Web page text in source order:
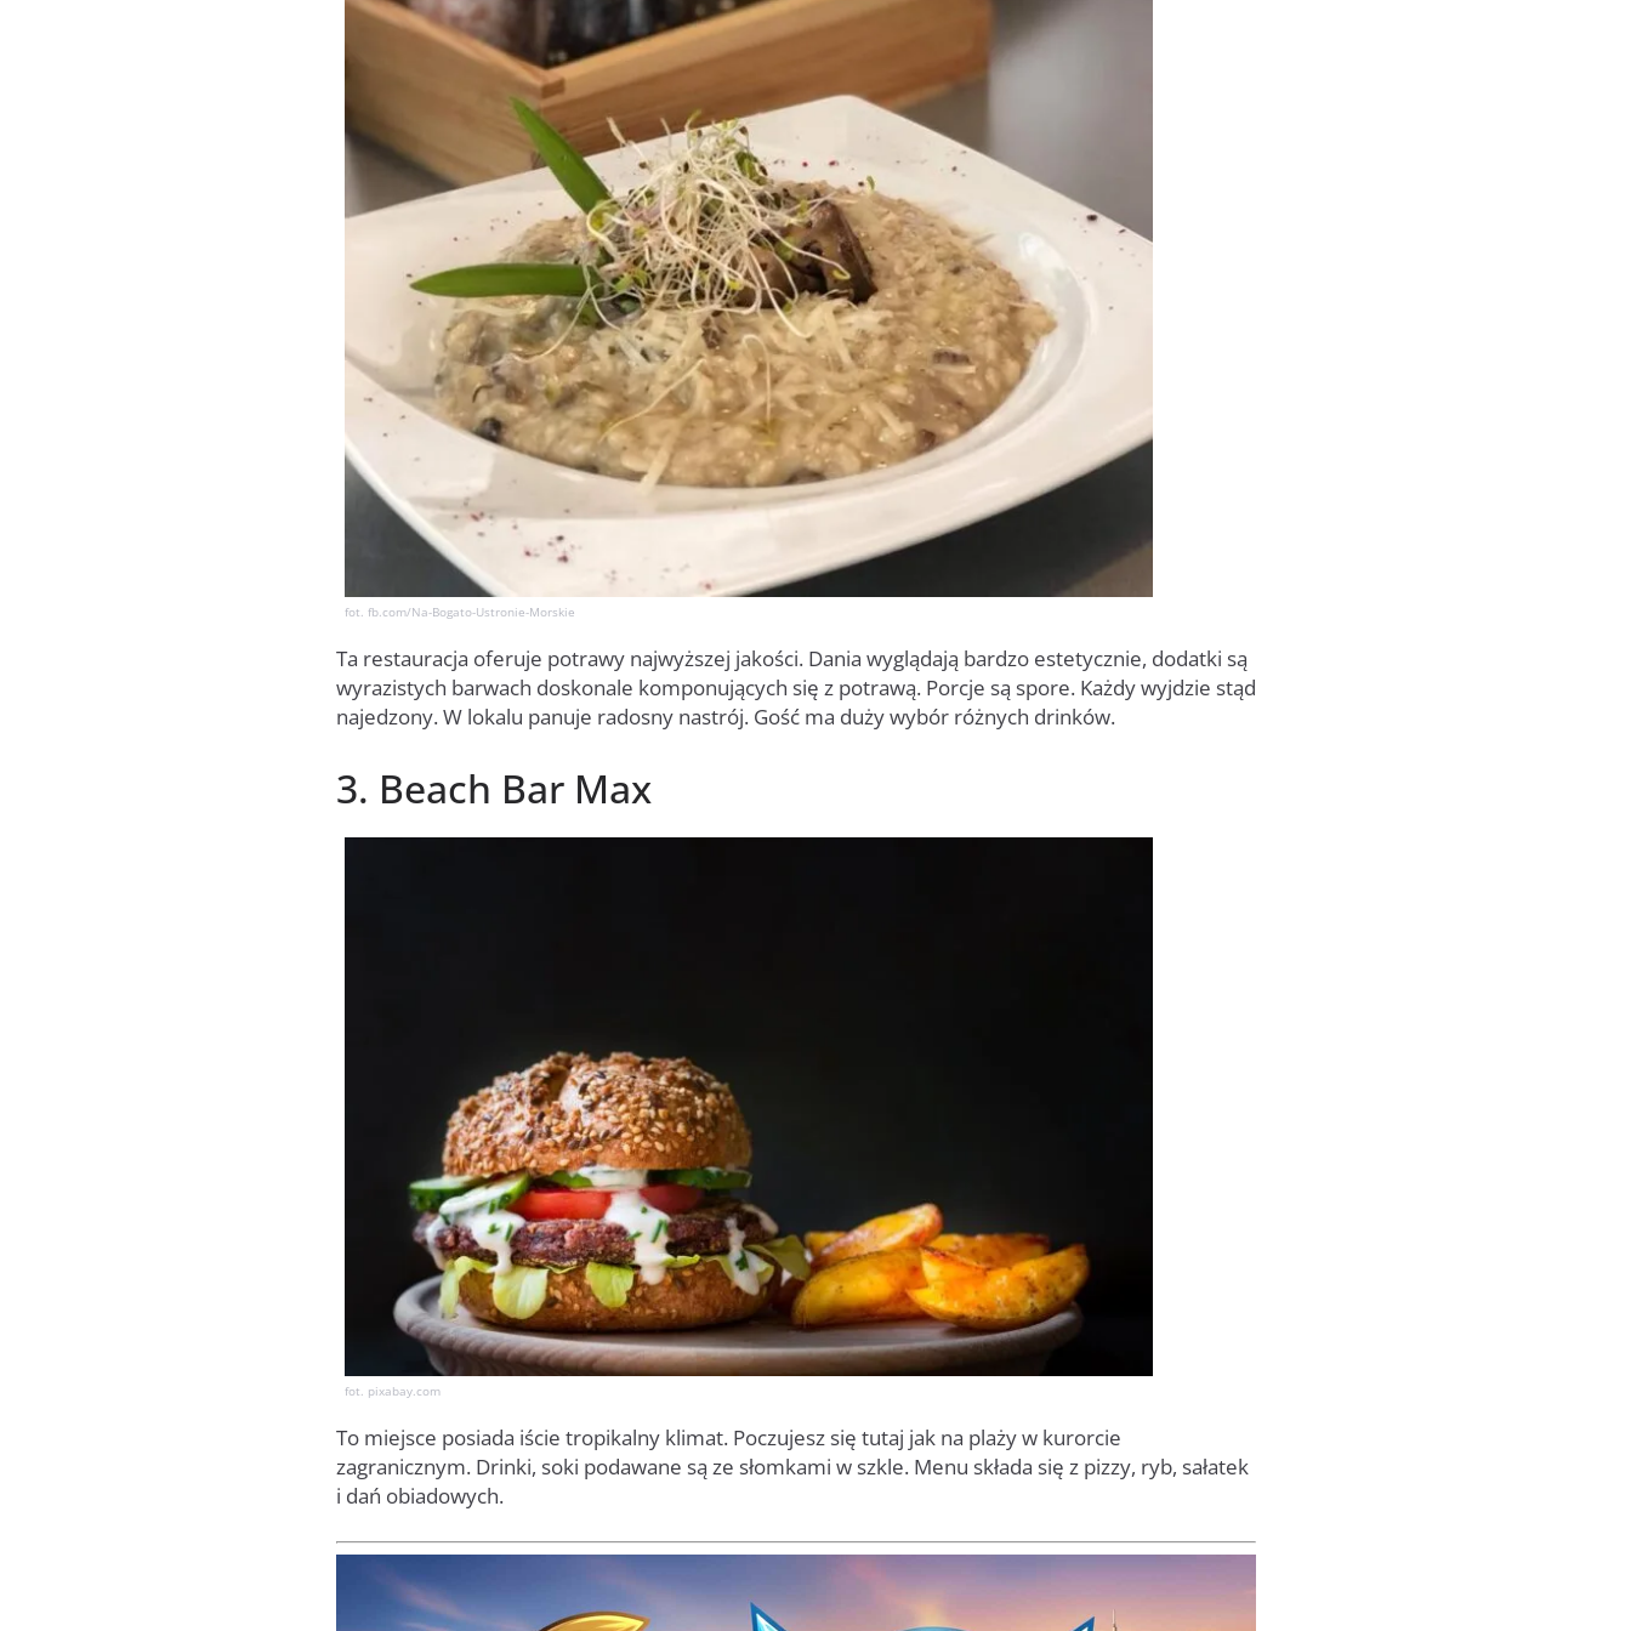
fot. fb.com/Na-Bogato-Ustronie-Morskie
Ta restauracja oferuje potrawy najwyższej jakości. Dania wyglądają bardzo estetycznie, dodatki są
wyrazistych barwach doskonale komponujących się z potrawą. Porcje są spore. Każdy wyjdzie stąd
najedzony. W lokalu panuje radosny nastrój. Gość ma duży wybór różnych drinków.
3. Beach Bar Max
fot. pixabay.com
To miejsce posiada iście tropikalny klimat. Poczujesz się tutaj jak na plaży w kurorcie
zagranicznym. Drinki, soki podawane są ze słomkami w szkle. Menu składa się z pizzy, ryb, sałatek
i dań obiadowych.